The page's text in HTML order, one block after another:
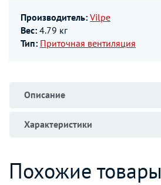
Производитель: Vilpe
Вес: 4.79 кг
Тип: Приточная вентиляция
Описание
Характеристики
Похожие товары